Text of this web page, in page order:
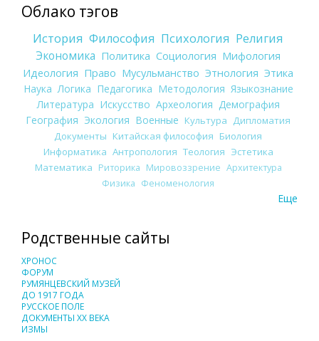
Облако тэгов
История Философия Психология Религия
Экономика Политика Социология Мифология
Идеология Право Мусульманство Этнология Этика
Наука Логика Педагогика Методология Языкознание
Литература Искусство Археология Демография
География Экология Военные Культура
Дипломатия
Документы Китайская философия Биология
Информатика Антропология Теология Эстетика
Математика Риторика Мировоззрение Архитектура
Физика Феноменология
Еще
Родственные сайты
ХРОНОС
ФОРУМ
РУМЯНЦЕВСКИЙ МУЗЕЙ
ДО 1917 ГОДА
РУССКОЕ ПОЛЕ
ДОКУМЕНТЫ XX ВЕКА
ИЗМЫ